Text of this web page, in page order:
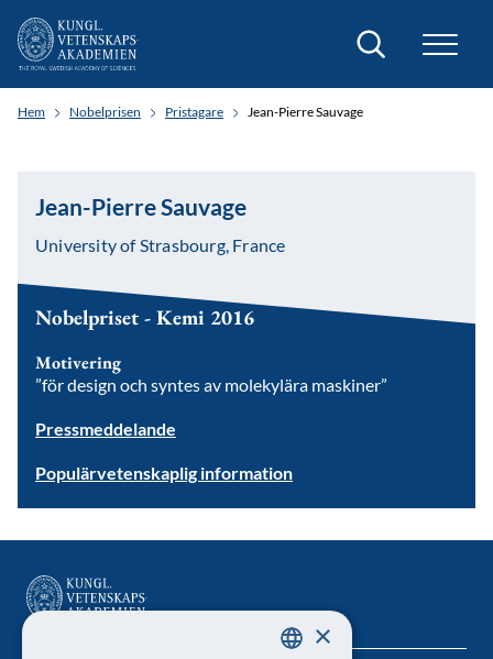
Sök
Hem Nobelprisen Pristagare Jean-Pierre Sauvage
Jean-Pierre Sauvage
University of Strasbourg, France
Nobelpriset - Kemi 2016
Motivering
”för design och syntes av molekylära maskiner”
Pressmeddelande
Populärvetenskaplig information
×